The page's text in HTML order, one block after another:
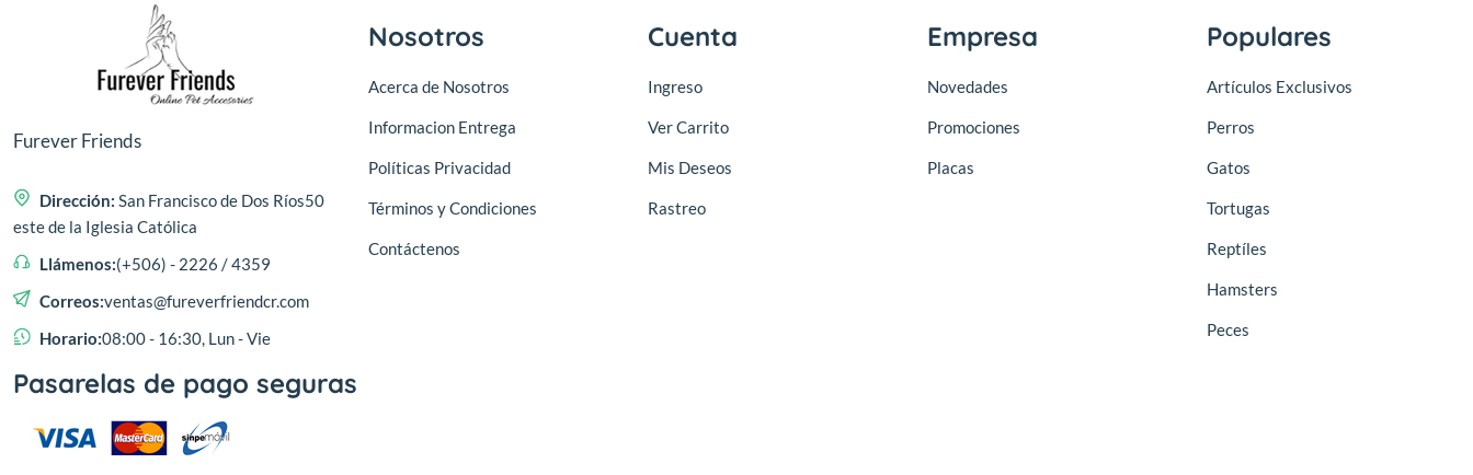
Furever Friends
Dirección: San Francisco de Dos Ríos50
este de la Iglesia Católica
Llámenos:(+506) - 2226 / 4359
Correos:ventas@fureverfriendcr.com
Horario:08:00 - 16:30, Lun - Vie
Nosotros
Acerca de Nosotros
Informacion Entrega
Políticas Privacidad
Términos y Condiciones
Contáctenos
Cuenta
Ingreso
Ver Carrito
Mis Deseos
Rastreo
Empresa
Novedades
Promociones
Placas
Populares
Artículos Exclusivos
Perros
Gatos
Tortugas
Reptíles
Hamsters
Peces
Pasarelas de pago seguras